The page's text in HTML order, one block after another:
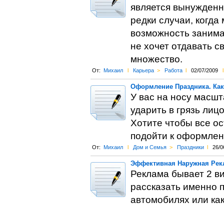
является
редки случаи,
возможность
не хочет отдавать
множество.
От: Михаил l Карьера > Работа l 02/07/2009 l
Оформление Праздника.
У вас на носу
ударить в грязь
Хотите чтобы все
подойти к
От: Михаил l Дом и Семья > Праздники l 26/
Эффективная Наружная
Реклама бывает 2
рассказать
автомобилях или